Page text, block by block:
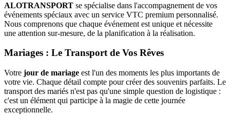
ALOTRANSPORT se spécialise dans l'accompagnement de vos
événements spéciaux avec un service VTC premium personnalisé.
Nous comprenons que chaque événement est unique et nécessite
une attention sur-mesure, de la planification à la réalisation.
Mariages : Le Transport de Vos Rêves
Votre jour de mariage est l'un des moments les plus importants de
votre vie. Chaque détail compte pour créer des souvenirs parfaits. Le
transport des mariés n'est pas qu'une simple question de logistique :
c'est un élément qui participe à la magie de cette journée
exceptionnelle.